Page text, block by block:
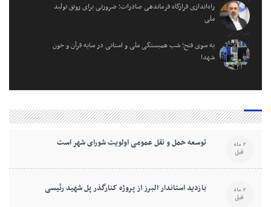
راه‌اندازی قرارگاه فرماندهی صادرات؛ ضرورتی برای رونق تولید
ملی
به سوی فتح؛ شب همبستگی ملی و استانی در سایه قرآن و خون
شهدا
توسعه حمل و نقل عمومی اولویت شورای شهر است 2 ماه
قبل
بازدید استاندار البرز از پروژه کنارگذر پل شهید رئیسی 2 ماه
قبل